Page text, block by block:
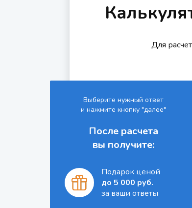
Для
Выберите нужный ответ
и нажмите кнопку "далее"
После расчета
вы получите:
Подарок ценой
до 5 000 руб.
за ваши ответы